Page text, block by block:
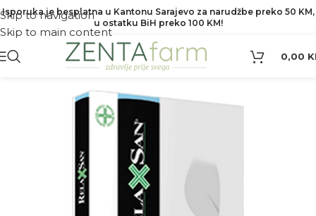
Skip to navigation
Skip to main content
Isporuka je besplatna u Kantonu Sarajevo za narudžbe preko 50 KM,
u ostatku BiH preko 100 KM!
0,00